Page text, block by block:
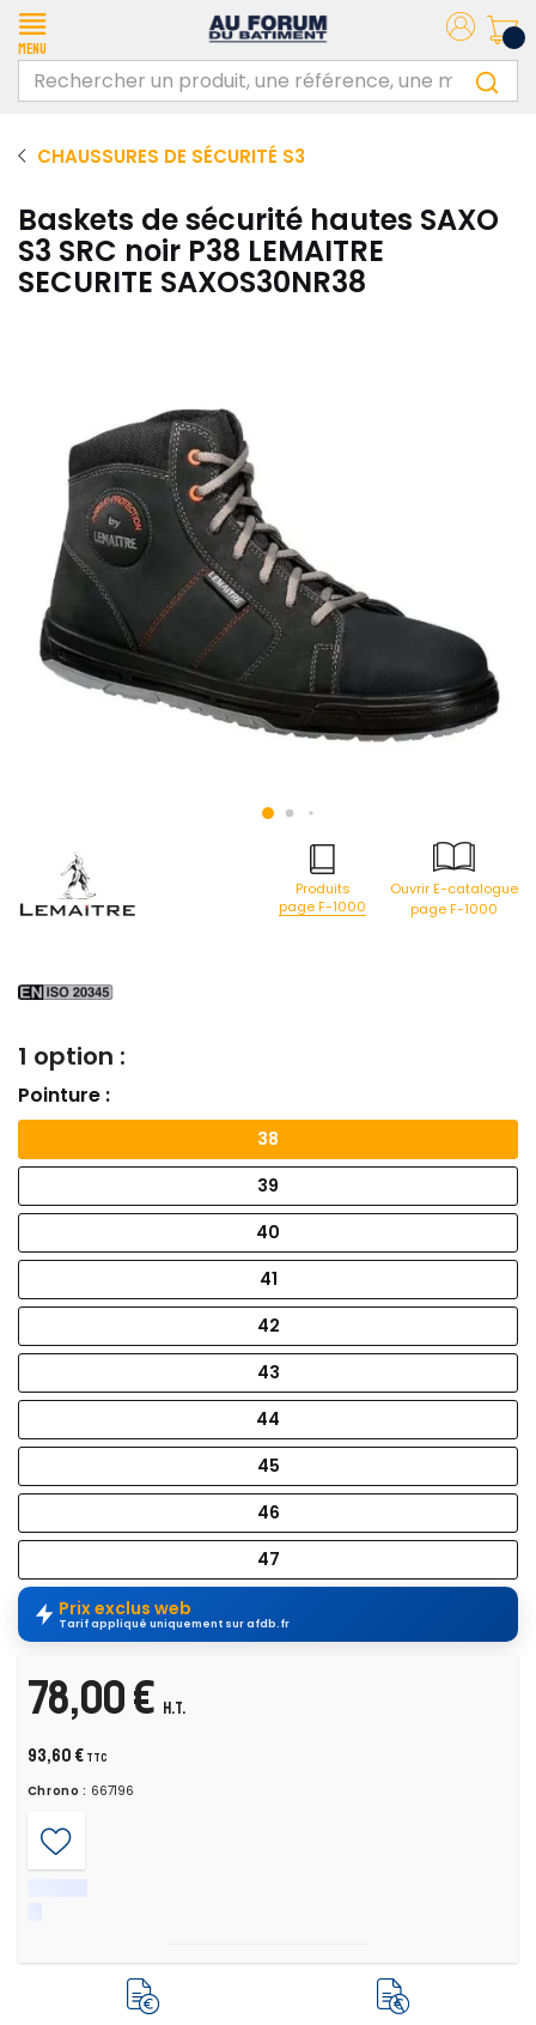
Menu
CHAUSSURES DE SÉCURITÉ S3
Baskets de sécurité hautes SAXO
S3 SRC noir P38 LEMAITRE
SECURITE SAXOS30NR38
Produits
page F-1000
Ouvrir E-catalogue
page F-1000
1 option :
Pointure :
38
39
40
41
42
43
44
45
46
47
Prix exclus web
Tarif appliqué uniquement sur afdb.fr
78,00 € H.T.
93,60 € TTC
Chrono : 667196